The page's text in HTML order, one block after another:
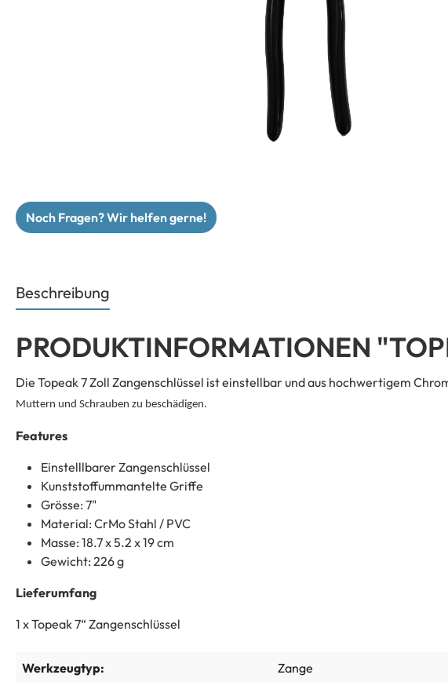
Noch Fragen? Wir helfen gerne!
Beschreibung
PRODUKTINFORMATIONEN
Die Topeak 7 Zoll Zangenschlüssel ist einstellbar und aus hochwertigem
Muttern und Schrauben zu beschädigen.
Features
Einstelllbarer Zangenschlüssel
Kunststoffummantelte Griffe
Grösse: 7"
Material: CrMo Stahl / PVC
Masse: 18.7 x 5.2 x 19 cm
Gewicht: 226 g
Lieferumfang
1 x Topeak 7“ Zangenschlüssel
Werkzeugtyp: Zange